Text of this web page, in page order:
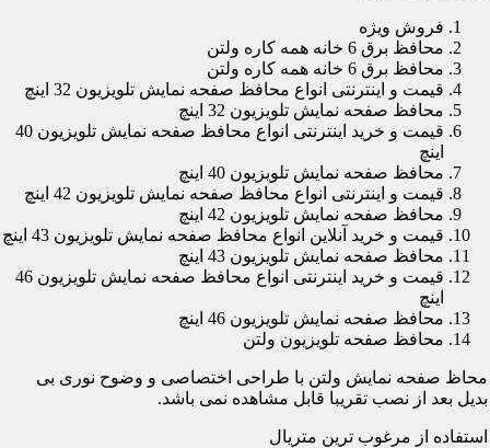
فروش ویژه
محافظ برق 6 خانه همه کاره ولتن
محافظ برق 6 خانه همه کاره ولتن
قیمت و اینترنتی انواع محافظ صفحه نمایش تلویزیون 32 اینچ
محافظ صفحه نمایش تلویزیون 32 اینچ
قیمت و خرید اینترنتی انواع محافظ صفحه نمایش تلویزیون 40
اینچ
محافظ صفحه نمایش تلویزیون 40 اینچ
قیمت و اینترنتی انواع محافظ صفحه نمایش تلویزیون 42 اینچ
محافظ صفحه نمایش تلویزیون 42 اینچ
قیمت و خرید آنلاین انواع محافظ صفحه نمایش تلویزیون 43 اینچ
محافظ صفحه نمایش تلویزیون 43 اینچ
قیمت و خرید اینترنتی انواع محافظ صفحه نمایش تلویزیون 46
اینچ
محافظ صفحه نمایش تلویزیون 46 اینچ
محافظ صفحه تلویزیون ولتن
محاظ صفحه نمایش ولتن با طراحی اختصاصی و وضوح نوری بی
بدیل بعد از نصب تقریبا قابل مشاهده نمی باشد.
استفاده از مرغوب ترین متریال